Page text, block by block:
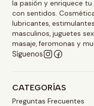
la pasión y enriquece
con sentidos.
lubricantes,
masculinos, juguetes
masaje, feromonas y
Síguenos
CATEGORÍAS
Preguntas Frecuentes